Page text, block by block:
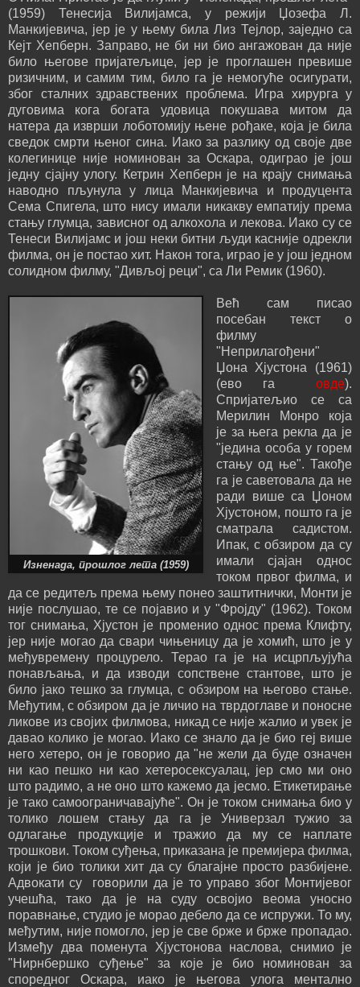
(1959) Тенесија Вилијамса, у режији Џозефа Л.
Манкијевича, јер је у њему била Лиз Тејлор, заједно са
Кејт Хепберн. Заправо, не би ни био ангажован да није
било његове пријатељице, јер је проглашен превише
ризичним, и самим тим, било га је немогуће осигурати,
због сталних здравствених проблема. Игра хирурга у
дуговима кога богата удовица покушава митом да
натера да изврши лоботомију њене рођаке, која је била
сведок смрти њеног сина. Иако за разлику од своје две
колегинице није номинован за Оскара, одиграо је још
једну сјајну улогу. Кетрин Хепберн је на крају снимања
наводно пљунула у лица Манкијевича и продуцента
Сема Спигела, што нису имали никакву емпатију према
стању глумца, зависног од алкохола и лекова. Иако су се
Тенеси Вилијамс и још неки битни људи касније одрекли
филма, он је постао хит. Након тога, играо је у још једном
солидном филму, "Дивљој реци", са Ли Ремик (1960).
Изненада, прошлог лета (1959)
Већ сам писао
посебан текст о
филму
"Неприлагођени"
Џона Хјустона (1961)
(ево га овде).
Спријатељио се са
Мерилин Монро која
је за њега рекла да је
"једина особа у горем
стању од ње". Такође
га је саветовала да не
ради више са Џоном
Хјустоном, пошто га је
сматрала садистом.
Ипак, с обзиром да су
имали сјајан однос
током првог филма, и
да се редитељ према њему понео заштитнички, Монти је
није послушао, те се појавио и у "Фројду" (1962). Током
тог снимања, Хјустон је променио однос према Клифту,
јер није могао да свари чињеницу да је хомић, што је у
међувремену процурело. Терао га је на исцрпљујућа
понављања, и да изводи сопствене стантове, што је
било јако тешко за глумца, с обзиром на његово стање.
Међутим, с обзиром да је личио на тврдоглаве и поносне
ликове из својих филмова, никад се није жалио и увек је
давао колико је могао. Иако се знало да је био геј више
него хетеро, он је говорио да "не жели да буде означен
ни као пешко ни као хетеросексуалац, јер смо ми оно
што радимо, а не оно што кажемо да јесмо. Етикетирање
је тако самоограничавајуће". Он је током снимања био у
толико лошем стању да га је Универзал тужио за
одлагање продукције и тражио да му се наплате
трошкови. Током суђења, приказана је премијера филма,
који је био толики хит да су благајне просто разбијене.
Адвокати су говорили да је то управо због Монтијевог
учешћа, тако да је на суду освојио веома уносно
поравнање, студио је морао дебело да се испружи. То му,
међутим, није помогло, јер је све брже и брже пропадао.
Између два поменута Хјустонова наслова, снимио је
"Нирнбершко суђење" за које је био номинован за
споредног Оскара, иако је његова улога ментално